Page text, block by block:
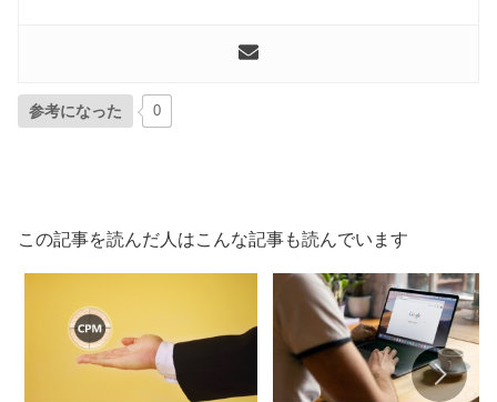
参考になった 0
この記事を読んだ人はこんな記事も読んでいます